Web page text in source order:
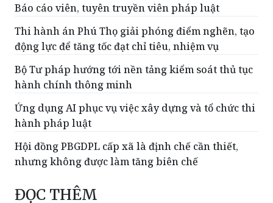
Báo cáo viên, tuyên truyền viên pháp luật
Thi hành án Phú Thọ giải phóng điểm nghẽn, tạo
động lực để tăng tốc đạt chỉ tiêu, nhiệm vụ
Bộ Tư pháp hướng tới nền tảng kiểm soát thủ tục
hành chính thông minh
Ứng dụng AI phục vụ việc xây dựng và tổ chức thi
hành pháp luật
Hội đồng PBGDPL cấp xã là định chế cần thiết,
nhưng không được làm tăng biên chế
ĐỌC THÊM